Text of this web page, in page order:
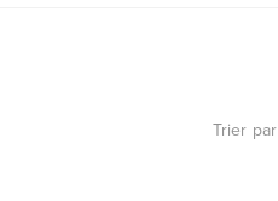
Trier par